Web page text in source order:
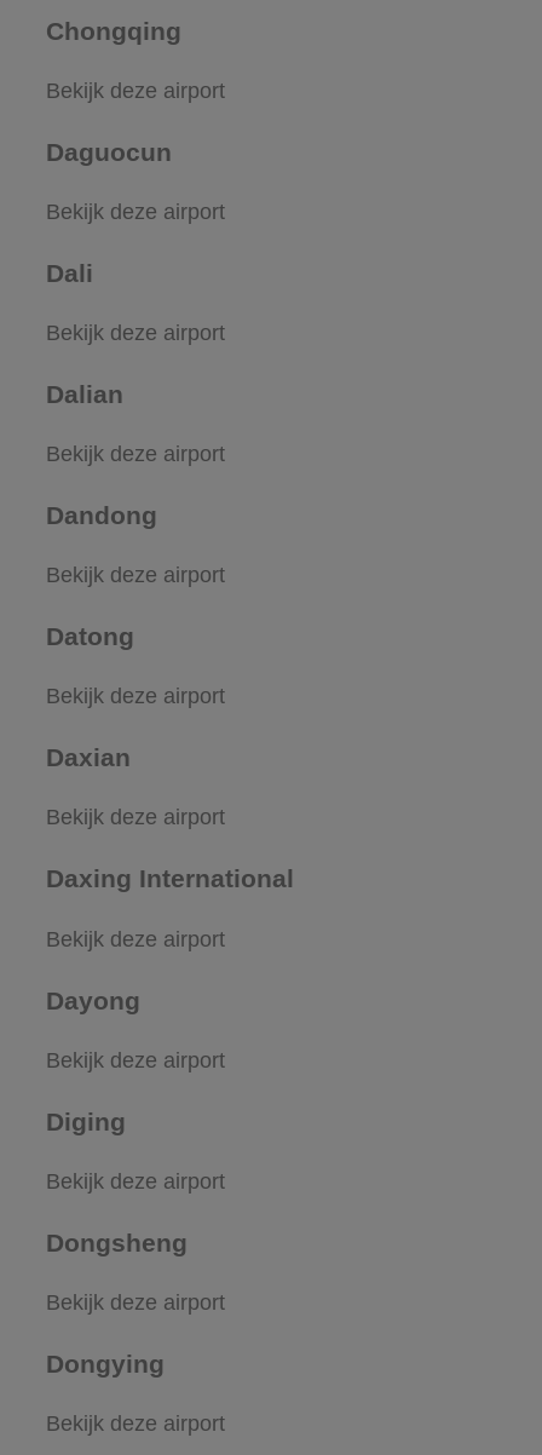
Chongqing
Bekijk deze airport
Daguocun
Bekijk deze airport
Dali
Bekijk deze airport
Dalian
Bekijk deze airport
Dandong
Bekijk deze airport
Datong
Bekijk deze airport
Daxian
Bekijk deze airport
Daxing International
Bekijk deze airport
Dayong
Bekijk deze airport
Diging
Bekijk deze airport
Dongsheng
Bekijk deze airport
Dongying
Bekijk deze airport